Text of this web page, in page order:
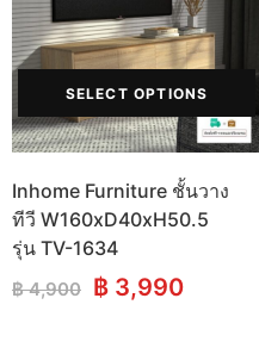
SELECT OPTIONS
Inhome Furniture ชั้นวาง
ทีวี W160xD40xH50.5
รุ่น TV-1634
฿4,900 Original
฿ 3,990Current